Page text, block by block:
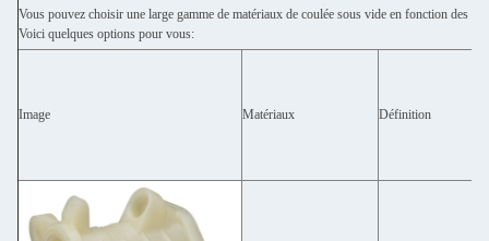
Vous pouvez choisir une large gamme de matériaux de coulée sous vide en fonction des
Voici quelques options pour vous:
Image Matériaux Définition